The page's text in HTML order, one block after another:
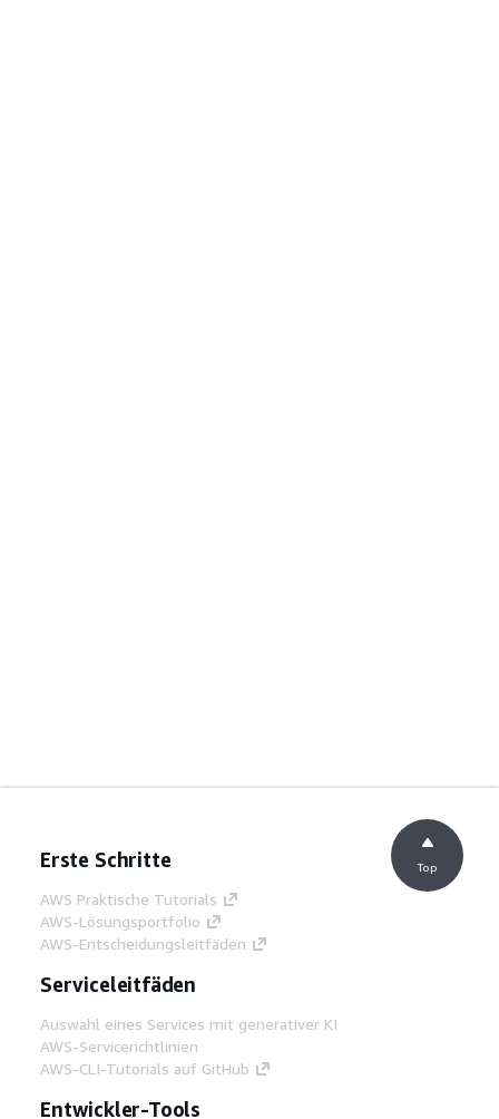
Erste Schritte
AWS Praktische Tutorials
AWS-Lösungsportfolio
AWS-Entscheidungsleitfäden
Serviceleitfäden
Auswahl eines Services mit generativer KI
AWS-Servicerichtlinien
AWS-CLI-Tutorials auf GitHub
Entwickler-Tools
Top